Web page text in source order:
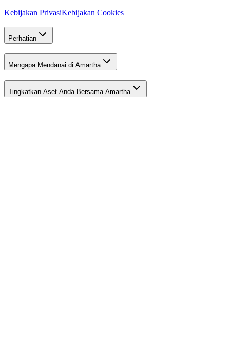
Kebijakan PrivasiKebijakan Cookies
Perhatian
Mengapa Mendanai di Amartha
Tingkatkan Aset Anda Bersama Amartha